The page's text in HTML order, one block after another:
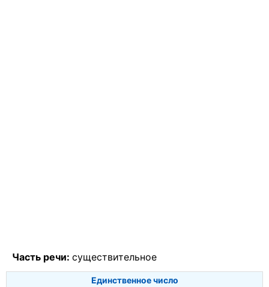
Часть речи: существительное
Единственное число